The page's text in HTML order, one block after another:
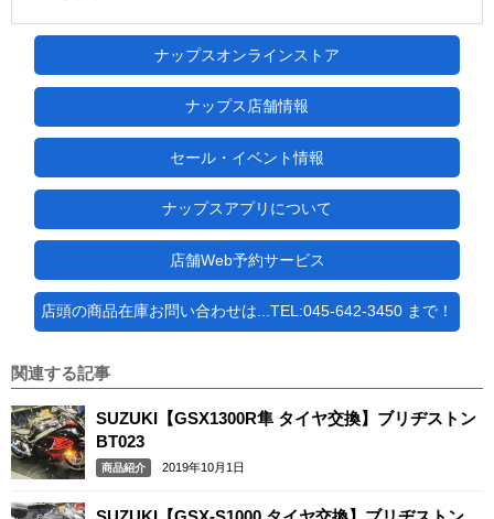
ナップスオンラインストア
ナップス店舗情報
セール・イベント情報
ナップスアプリについて
店舗Web予約サービス
店頭の商品在庫お問い合わせは...TEL:045-642-3450 まで！
関連する記事
SUZUKI【GSX1300R隼 タイヤ交換】ブリヂストン
BT023
商品紹介 2019年10月1日